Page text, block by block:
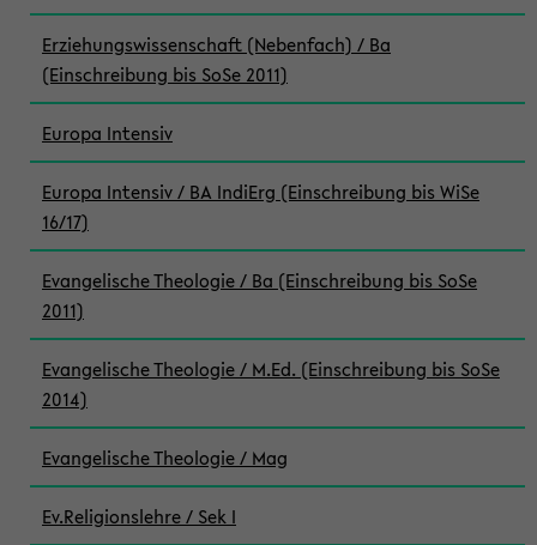
Erziehungswissenschaft (Nebenfach) / Ba
(Einschreibung bis SoSe 2011)
Europa Intensiv
Europa Intensiv / BA IndiErg (Einschreibung bis WiSe
16/17)
Evangelische Theologie / Ba (Einschreibung bis SoSe
2011)
Evangelische Theologie / M.Ed. (Einschreibung bis SoSe
2014)
Evangelische Theologie / Mag
Ev.Religionslehre / Sek I